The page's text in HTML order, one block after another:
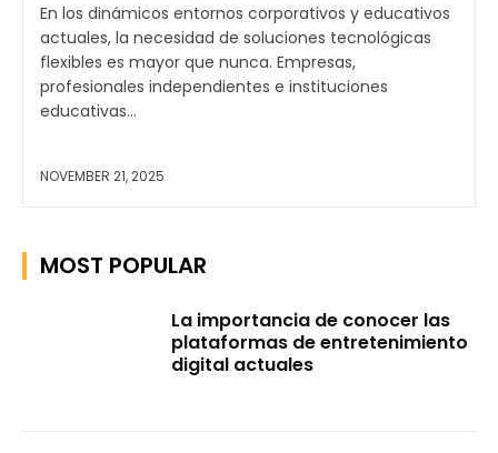
En los dinámicos entornos corporativos y educativos
actuales, la necesidad de soluciones tecnológicas
flexibles es mayor que nunca. Empresas,
profesionales independientes e instituciones
educativas...
NOVEMBER 21, 2025
MOST POPULAR
La importancia de conocer las
plataformas de entretenimiento
digital actuales